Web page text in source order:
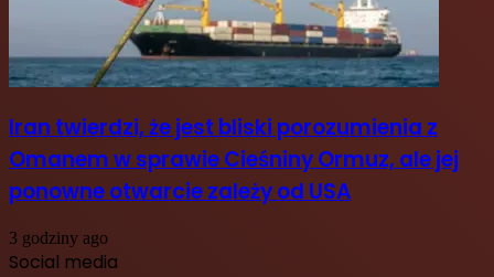
Iran twierdzi, że jest bliski porozumienia z
Omanem w sprawie Cieśniny Ormuz, ale jej
ponowne otwarcie zależy od USA
3 godziny ago
Social media